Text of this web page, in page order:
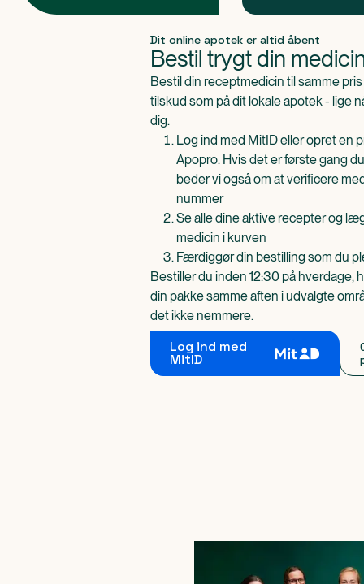
Dit online apotek er altid åbent
Bestil trygt din
Bestil din receptmedicin til samme
tilskud som på dit lokale apotek - lige
dig.
Log ind med MitID eller opret en
Apopro. Hvis det er første gang
beder vi også om at verificere
nummer
Se alle dine aktive recepter og
medicin i kurven
Færdiggør din bestilling som du
Bestiller du inden 12:30 på hverdage,
din pakke samme aften i udvalgte
det ikke nemmere.
Log ind med
MitID